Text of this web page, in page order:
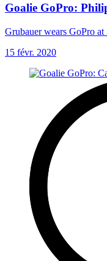
Goalie GoPro:
Grubauer wears GoPro
15 févr. 2020